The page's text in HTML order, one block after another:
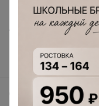
Все предложения
Анонсы
Новости
Поддержка альпак
Самое выгодное